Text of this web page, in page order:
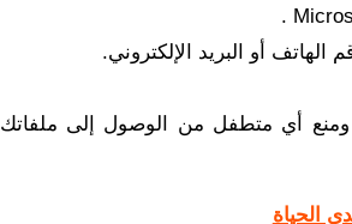
أو البريد الإلكتروني.
خصوصيتك ومنع أي متطفل من الوصول إلى ملفاتك